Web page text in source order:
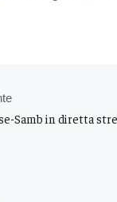
Samb in diretta